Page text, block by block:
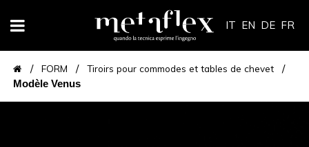
FR
DE
EN
IT
/ FORM / Tiroirs pour commodes et tables de chevet /
Modèle Venus